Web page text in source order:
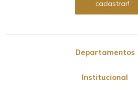
Departamentos
Institucional